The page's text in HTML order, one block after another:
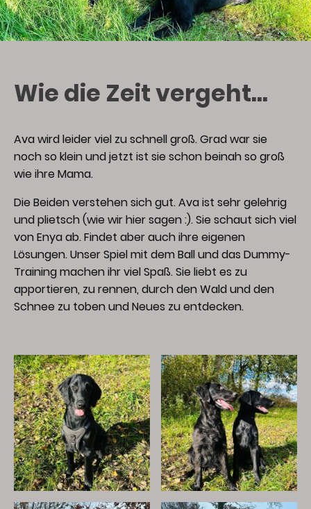
Wie die Zeit vergeht...
Ava wird leider viel zu schnell groß. Grad war sie
noch so klein und jetzt ist sie schon beinah so groß
wie ihre Mama.
Die Beiden verstehen sich gut. Ava ist sehr gelehrig
und plietsch (wie wir hier sagen :). Sie schaut sich viel
von Enya ab. Findet aber auch ihre eigenen
Lösungen. Unser Spiel mit dem Ball und das Dummy-
Training machen ihr viel Spaß. Sie liebt es zu
apportieren, zu rennen, durch den Wald und den
Schnee zu toben und Neues zu entdecken.